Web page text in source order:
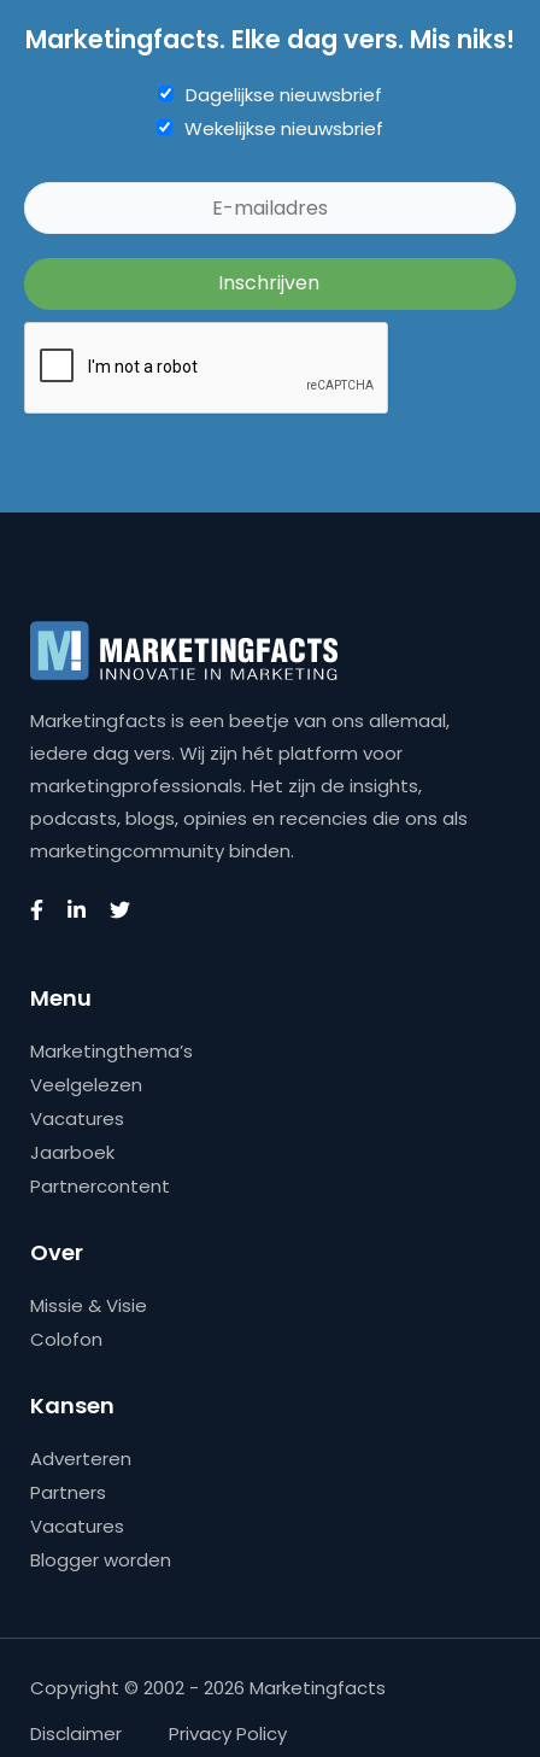
Marketingfacts. Elke dag vers. Mis niks!
Dagelijkse nieuwsbrief
Wekelijkse nieuwsbrief
Marketingfacts is een beetje van ons allemaal,
iedere dag vers. Wij zijn hét platform voor
marketingprofessionals. Het zijn de insights,
podcasts, blogs, opinies en recencies die ons als
marketingcommunity binden.
Menu
Marketingthema’s
Veelgelezen
Vacatures
Jaarboek
Partnercontent
Over
Missie & Visie
Colofon
Kansen
Adverteren
Partners
Vacatures
Blogger worden
Copyright © 2002 - 2026 Marketingfacts
Disclaimer
Privacy Policy